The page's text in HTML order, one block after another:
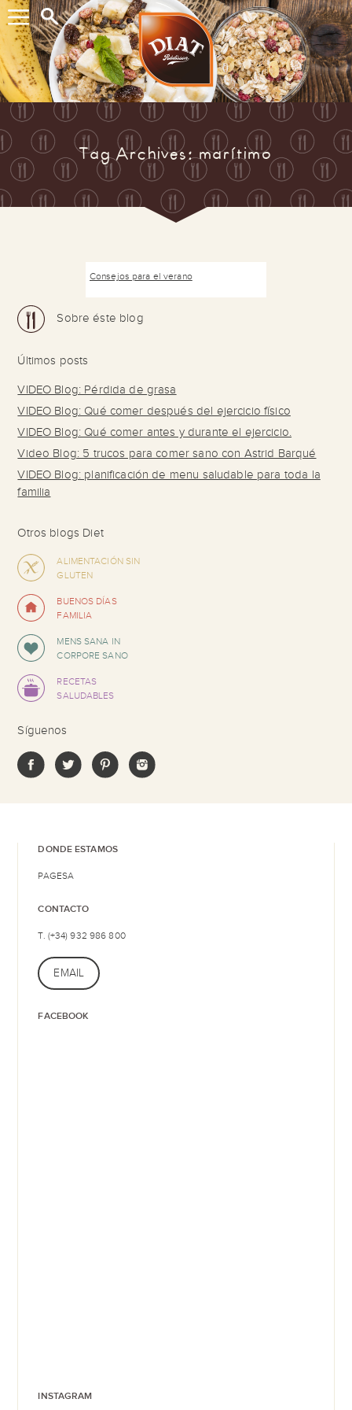
Buscar...
Tag Archives: marítimo
Consejos para el verano
Sobre éste blog
Últimos posts
VIDEO Blog: Pérdida de grasa
VIDEO Blog: Qué comer después del ejercicio físico
VIDEO Blog: Qué comer antes y durante el ejercicio.
Video Blog: 5 trucos para comer sano con Astrid Barqué
VIDEO Blog: planificación de menu saludable para toda la
familia
Otros blogs Diet
ALIMENTACIÓN SIN
GLUTEN
BUENOS DÍAS
FAMILIA
MENS SANA IN
CORPORE SANO
RECETAS
SALUDABLES
Síguenos
DONDE ESTAMOS
PAGESA
CONTACTO
T. (+34) 932 986 800
EMAIL
FACEBOOK
INSTAGRAM